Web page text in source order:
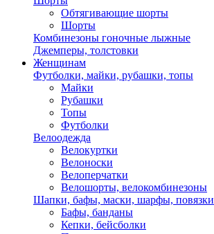
Обтягивающие шорты
Шорты
Комбинезоны гоночные лыжные
Джемперы, толстовки
Женщинам
Футболки, майки, рубашки, топы
Майки
Рубашки
Топы
Футболки
Велоодежда
Велокуртки
Велоноски
Велоперчатки
Велошорты, велокомбинезоны
Шапки, бафы, маски, шарфы, повязки
Бафы, банданы
Кепки, бейсболки